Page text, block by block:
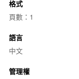
格式
頁數：1
語言
中文
管理權